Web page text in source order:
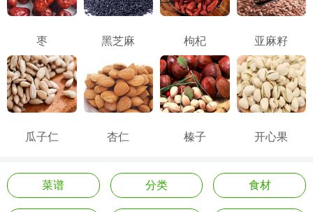
枣 黑芝麻 枸杞 亚麻籽
瓜子仁 杏仁 榛子 开心果
菜谱 分类 食材